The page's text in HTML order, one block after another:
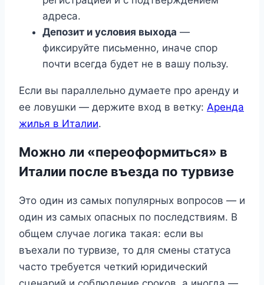
адреса.
Депозит и условия выхода —
фиксируйте письменно, иначе спор
почти всегда будет не в вашу пользу.
Если вы параллельно думаете про аренду и
ее ловушки — держите вход в ветку: Аренда
жилья в Италии.
Можно ли «переоформиться» в
Италии после въезда по турвизе
Это один из самых популярных вопросов — и
один из самых опасных по последствиям. В
общем случае логика такая: если вы
въехали по турвизе, то для смены статуса
часто требуется четкий юридический